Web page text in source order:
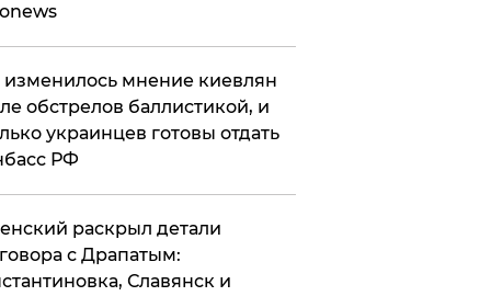
изменилось мнение киевлян
обстрелов баллистикой, и
украинцев готовы отдать
РФ
раскрыл детали
с Драпатым:
Славянск и